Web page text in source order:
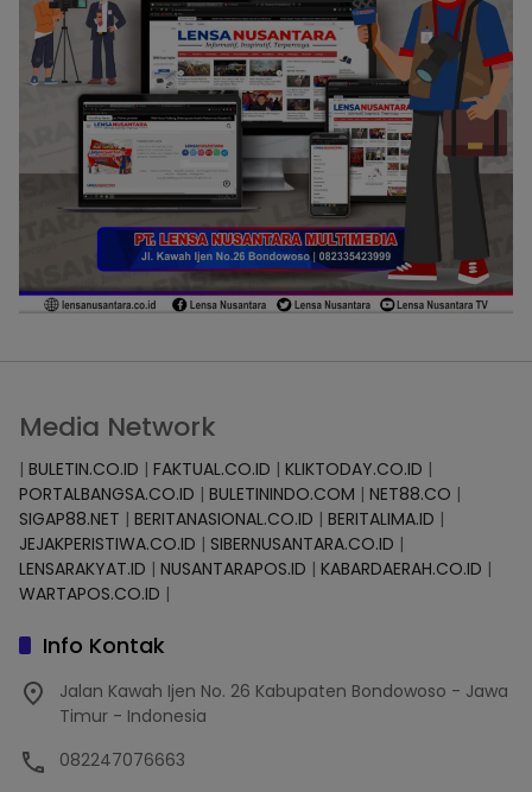
Media Network
| BULETIN.CO.ID | FAKTUAL.CO.ID | KLIKTODAY.CO.ID |
PORTALBANGSA.CO.ID | BULETININDO.COM | NET88.CO |
SIGAP88.NET | BERITANASIONAL.CO.ID | BERITALIMA.ID |
JEJAKPERISTIWA.CO.ID | SIBERNUSANTARA.CO.ID |
LENSARAKYAT.ID | NUSANTARAPOS.ID | KABARDAERAH.CO.ID |
WARTAPOS.CO.ID |
Info Kontak
Jalan Kawah Ijen No. 26 Kabupaten Bondowoso - Jawa
Timur - Indonesia
082247076663